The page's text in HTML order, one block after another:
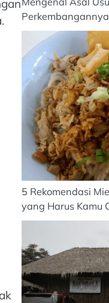
5 Rekomendasi
yang Harus Kamu